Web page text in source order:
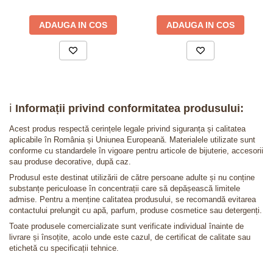
ADAUGA IN COS ADAUGA IN COS
ℹ️ Informații privind conformitatea produsului:
Acest produs respectă cerințele legale privind siguranța și calitatea
aplicabile în România și Uniunea Europeană. Materialele utilizate sunt
conforme cu standardele în vigoare pentru articole de bijuterie, accesorii
sau produse decorative, după caz.
Produsul este destinat utilizării de către persoane adulte și nu conține
substanțe periculoase în concentrații care să depășească limitele
admise. Pentru a menține calitatea produsului, se recomandă evitarea
contactului prelungit cu apă, parfum, produse cosmetice sau detergenți.
Toate produsele comercializate sunt verificate individual înainte de
livrare și însoțite, acolo unde este cazul, de certificat de calitate sau
etichetă cu specificații tehnice.